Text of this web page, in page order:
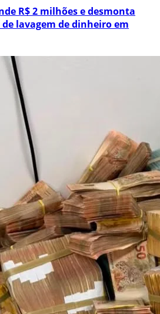
R$ 2 milhões e desmonta
lavagem de dinheiro em